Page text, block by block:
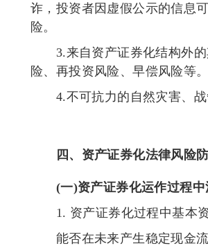
诈，投资者因虚假公示的信息
险。
3.来自资产证券化结构外
险、再投资风险、早偿风险等。
4.不可抗力的自然灾害、
四、资产证券化法律风险
(一)资产证券化运作过程
1. 资产证券化过程中基本
能否在未来产生稳定现金流